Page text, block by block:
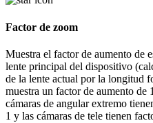
Factor de zoom
Muestra el factor de aumento de
lente principal del dispositivo
de la lente actual por la longitud
muestra un factor de aumento de
cámaras de angular extremo
1 y las cámaras de tele tienen